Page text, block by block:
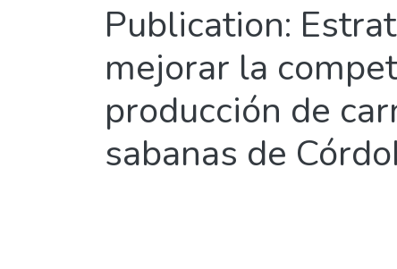
Publication:
mejorar la
producción de
sabanas de